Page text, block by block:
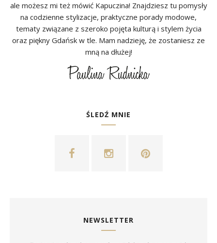
ale możesz mi też mówić Kapuczina! Znajdziesz tu pomysły
na codzienne stylizacje, praktyczne porady modowe,
tematy związane z szeroko pojęta kulturą i stylem życia
oraz piękny Gdańsk w tle. Mam nadzieję, że zostaniesz ze
mną na dłużej!
ŚLEDŹ MNIE
NEWSLETTER